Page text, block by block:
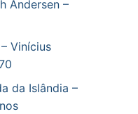
Andersen –
Vinícius
da Islândia –